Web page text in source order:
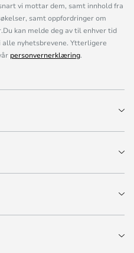
vi mottar dem, samt innhold fra
samt oppfordringer om
kan melde deg av til enhver tid
alle nyhetsbrevene. Ytterligere
personvernerklæring.